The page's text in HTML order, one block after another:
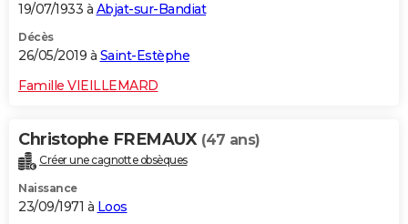
19/07/1933 à Abjat-sur-Bandiat
Décès
26/05/2019 à Saint-Estèphe
Famille VIEILLEMARD
Christophe FREMAUX (47 ans)
Créer une cagnotte obsèques
Naissance
23/09/1971 à Loos